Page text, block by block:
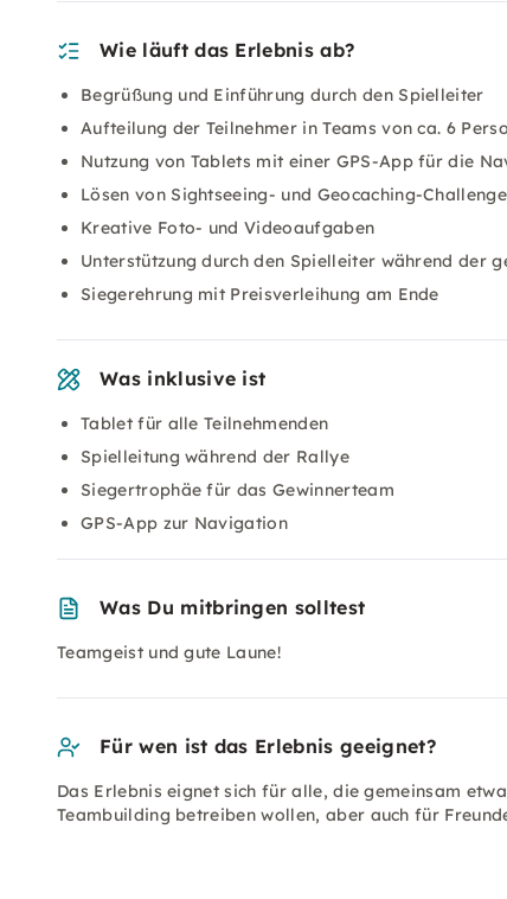
Wie läuft das Erlebnis ab?
Begrüßung und Einführung durch den Spielleiter
Aufteilung der Teilnehmer in Teams von ca. 6
Nutzung von Tablets mit einer GPS-App für die
Lösen von Sightseeing- und Geocaching-
Kreative Foto- und Videoaufgaben
Unterstützung durch den Spielleiter während der
Siegerehrung mit Preisverleihung am Ende
Was inklusive ist
Tablet für alle Teilnehmenden
Spielleitung während der Rallye
Siegertrophäe für das Gewinnerteam
GPS-App zur Navigation
Was Du mitbringen solltest
Teamgeist und gute Laune!
Für wen ist das Erlebnis geeignet?
Das Erlebnis eignet sich für alle, die gemeinsam
Teambuilding betreiben wollen, aber auch für